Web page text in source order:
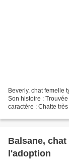
Beverly, chat femelle
Son histoire :
caractère : Chatte
Balsane,
l'adoption